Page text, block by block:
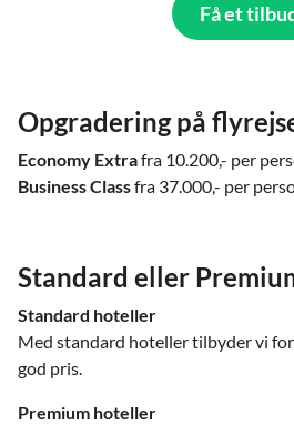
Få et
Opgradering på
Economy Extrafra 10.200,- per
Business Classfra 37.000,- per
Standard eller
Standard hoteller
Med standard hoteller tilbyder vi
god pris.
Premium hoteller